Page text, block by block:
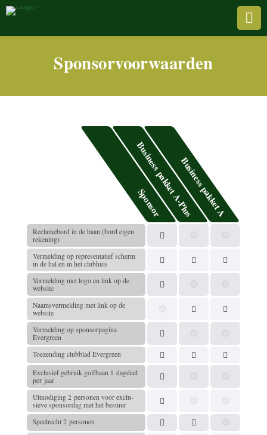

Sponsor­voorwaarden
Sponsor
Busi­ness pakket A‑PlusBusi­ness pakket A
Recla­me­bord in de baan (bord eigen
rekening)
Vermel­ding op repre­sen­ta­tief scherm
in de hal en in het clubhuis
Vermel­ding met logo en link op de
website
Naams­ver­mel­ding met link op de
website
Vermel­ding op spon­sor­pa­gina
Evergreen
Toezen­ding club­blad Evergreen
Exclu­sief gebruik golf­baan 1 dagdeel
per jaar
Uitno­di­ging 2 perso­nen voor exclu­
sieve spon­sor­dag met het bestuur
Speel­recht 2 personen